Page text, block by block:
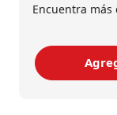
Encuentra